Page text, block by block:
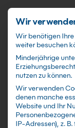
KI für
Prompt
Wir
Wir benötigen
weiter besuchen
Minderjährige
nutzen zu können.
Wir verwenden
denen manche
Website und Ihr
IP-Adressen), z.